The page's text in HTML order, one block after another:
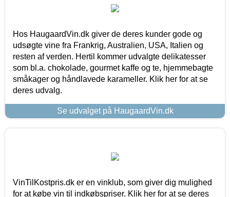
Hos HaugaardVin.dk giver de deres kunder gode og
udsøgte vine fra Frankrig, Australien, USA, Italien og
resten af verden. Hertil kommer udvalgte delikatesser
som bl.a. chokolade, gourmet kaffe og te, hjemmebagte
småkager og håndlavede karameller. Klik her for at se
deres udvalg.
Se udvalget på HaugaardVin.dk
VinTilKostpris.dk er en vinklub, som giver dig mulighed
for at købe vin til indkøbspriser. Klik her for at se deres